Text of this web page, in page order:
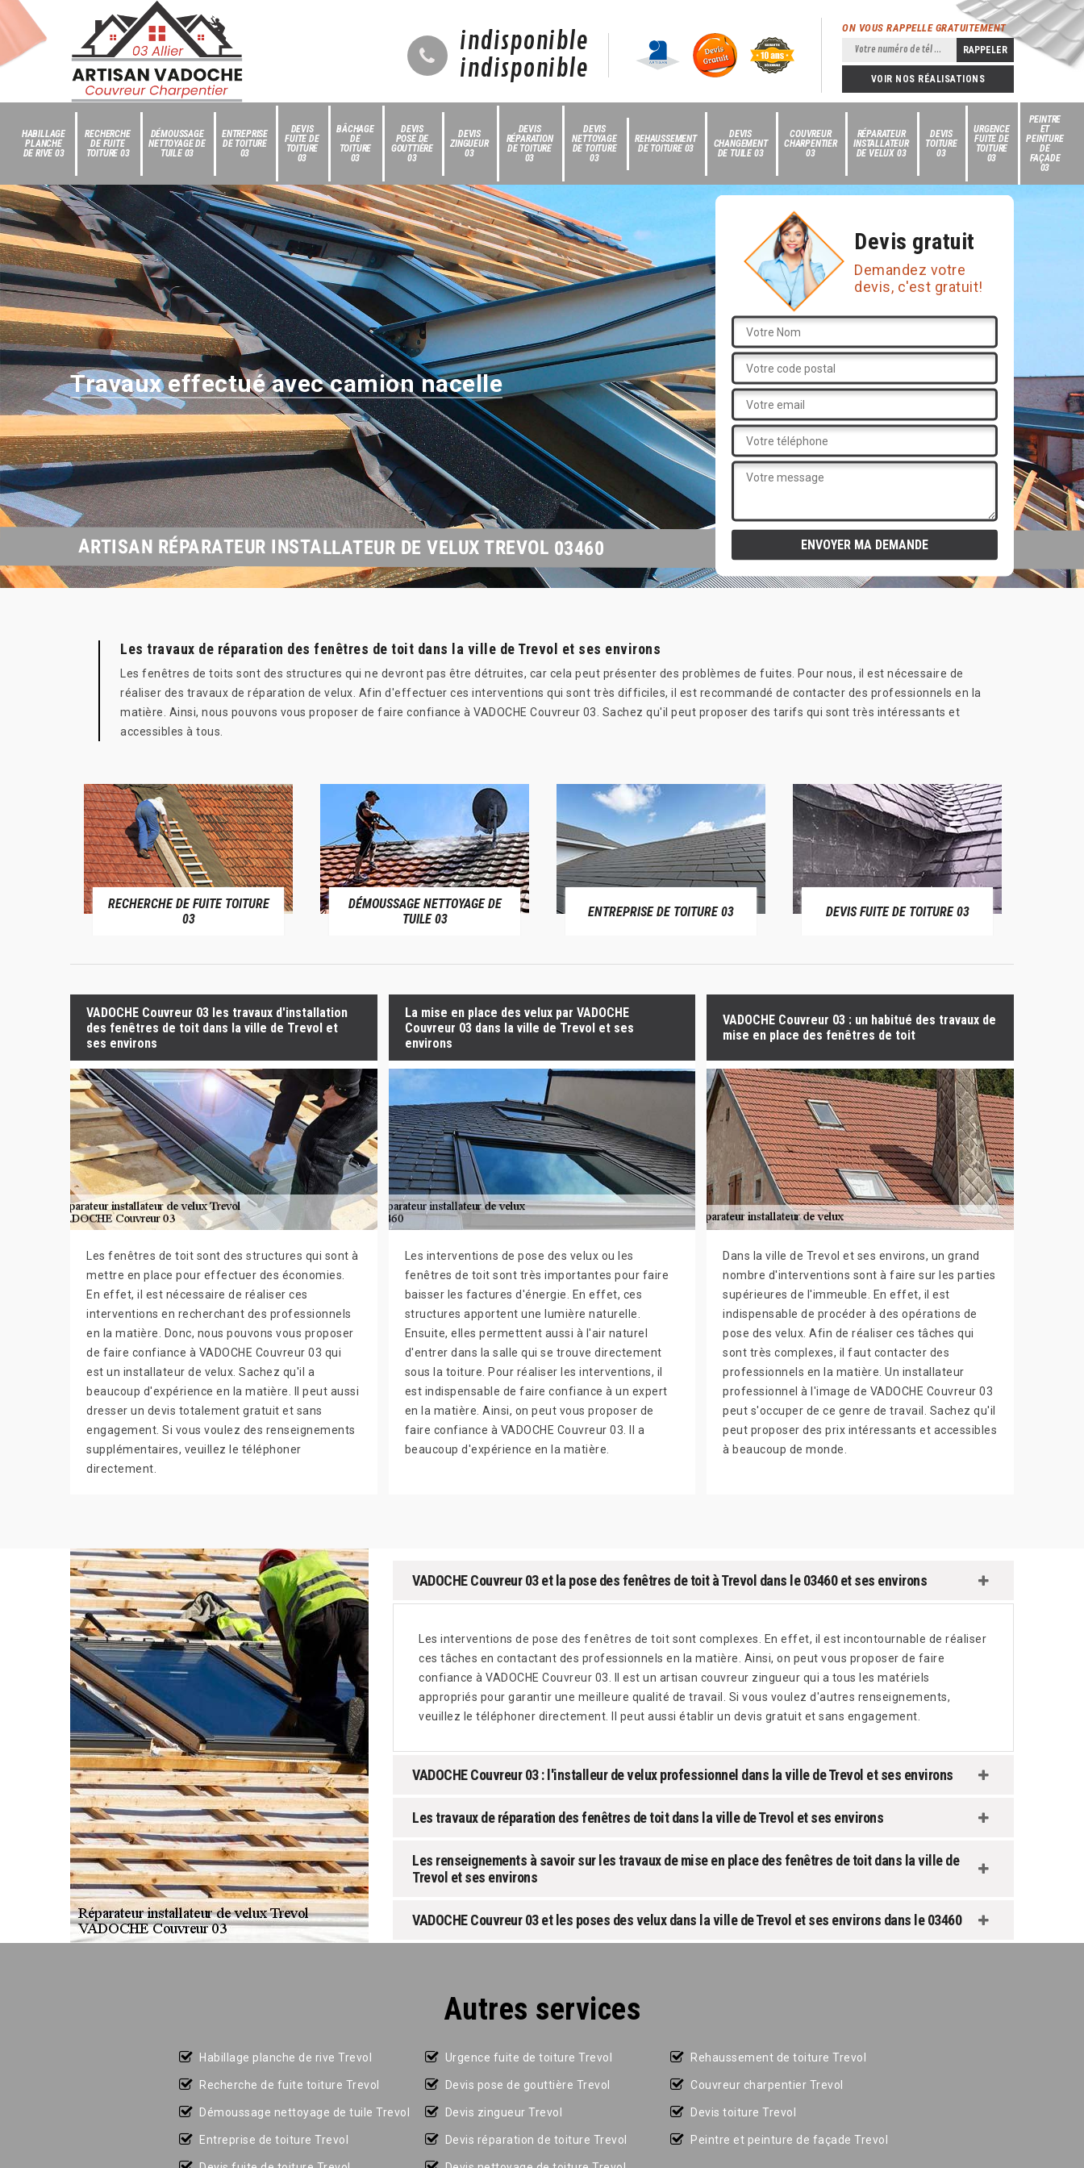
indisponible
indisponible
ON VOUS RAPPELLE GRATUITEMENT
VOIR NOS RÉALISATIONS
HABILLAGE
PLANCHE
DE RIVE 03
RECHERCHE
DE FUITE
TOITURE 03
DÉMOUSSAGE
NETTOYAGE DE
TUILE 03
ENTREPRISE
DE TOITURE
03
DEVIS
FUITE DE
TOITURE
03
BÂCHAGE
DE
TOITURE
03
DEVIS
POSE DE
GOUTTIÈRE
03
DEVIS
ZINGUEUR
03
DEVIS
RÉPARATION
DE TOITURE
03
DEVIS
NETTOYAGE
DE TOITURE
03
REHAUSSEMENT
DE TOITURE 03
DEVIS
CHANGEMENT
DE TUILE 03
COUVREUR
CHARPENTIER
03
RÉPARATEUR
INSTALLATEUR
DE VELUX 03
DEVIS
TOITURE
03
URGENCE
FUITE DE
TOITURE
03
PEINTRE
ET
PEINTURE
DE
FAÇADE
03
Travaux effectué avec camion nacelle
Devis gratuit
Demandez votre
devis, c'est gratuit!
ARTISAN RÉPARATEUR INSTALLATEUR DE VELUX TREVOL 03460
Les travaux de réparation des fenêtres de toit dans la ville de Trevol et ses environs
Les fenêtres de toits sont des structures qui ne devront pas être détruites, car cela peut présenter des problèmes de fuites. Pour nous, il est nécessaire de
réaliser des travaux de réparation de velux. Afin d'effectuer ces interventions qui sont très difficiles, il est recommandé de contacter des professionnels en la
matière. Ainsi, nous pouvons vous proposer de faire confiance à VADOCHE Couvreur 03. Sachez qu'il peut proposer des tarifs qui sont très intéressants et
accessibles à tous.
RECHERCHE DE FUITE TOITURE
03
DÉMOUSSAGE NETTOYAGE DE
TUILE 03
ENTREPRISE DE TOITURE 03 DEVIS FUITE DE TOITURE 03
VADOCHE Couvreur 03 les travaux d'installation
des fenêtres de toit dans la ville de Trevol et
ses environs
Les fenêtres de toit sont des structures qui sont à
mettre en place pour effectuer des économies.
En effet, il est nécessaire de réaliser ces
interventions en recherchant des professionnels
en la matière. Donc, nous pouvons vous proposer
de faire confiance à VADOCHE Couvreur 03 qui
est un installateur de velux. Sachez qu'il a
beaucoup d'expérience en la matière. Il peut aussi
dresser un devis totalement gratuit et sans
engagement. Si vous voulez des renseignements
supplémentaires, veuillez le téléphoner
directement.
La mise en place des velux par VADOCHE
Couvreur 03 dans la ville de Trevol et ses
environs
Les interventions de pose des velux ou les
fenêtres de toit sont très importantes pour faire
baisser les factures d'énergie. En effet, ces
structures apportent une lumière naturelle.
Ensuite, elles permettent aussi à l'air naturel
d'entrer dans la salle qui se trouve directement
sous la toiture. Pour réaliser les interventions, il
est indispensable de faire confiance à un expert
en la matière. Ainsi, on peut vous proposer de
faire confiance à VADOCHE Couvreur 03. Il a
beaucoup d'expérience en la matière.
VADOCHE Couvreur 03 : un habitué des travaux de
mise en place des fenêtres de toit
Dans la ville de Trevol et ses environs, un grand
nombre d'interventions sont à faire sur les parties
supérieures de l'immeuble. En effet, il est
indispensable de procéder à des opérations de
pose des velux. Afin de réaliser ces tâches qui
sont très complexes, il faut contacter des
professionnels en la matière. Un installateur
professionnel à l'image de VADOCHE Couvreur 03
peut s'occuper de ce genre de travail. Sachez qu'il
peut proposer des prix intéressants et accessibles
à beaucoup de monde.
VADOCHE Couvreur 03 et la pose des fenêtres de toit à Trevol dans le 03460 et ses environs
Les interventions de pose des fenêtres de toit sont complexes. En effet, il est incontournable de réaliser
ces tâches en contactant des professionnels en la matière. Ainsi, on peut vous proposer de faire
confiance à VADOCHE Couvreur 03. Il est un artisan couvreur zingueur qui a tous les matériels
appropriés pour garantir une meilleure qualité de travail. Si vous voulez d'autres renseignements,
veuillez le téléphoner directement. Il peut aussi établir un devis gratuit et sans engagement.
VADOCHE Couvreur 03 : l'installeur de velux professionnel dans la ville de Trevol et ses environs
Les travaux de réparation des fenêtres de toit dans la ville de Trevol et ses environs
Les renseignements à savoir sur les travaux de mise en place des fenêtres de toit dans la ville de
Trevol et ses environs
VADOCHE Couvreur 03 et les poses des velux dans la ville de Trevol et ses environs dans le 03460
Autres services
Habillage planche de rive Trevol
Recherche de fuite toiture Trevol
Démoussage nettoyage de tuile Trevol
Entreprise de toiture Trevol
Urgence fuite de toiture Trevol
Devis pose de gouttière Trevol
Devis zingueur Trevol
Devis réparation de toiture Trevol
Rehaussement de toiture Trevol
Couvreur charpentier Trevol
Devis toiture Trevol
Peintre et peinture de façade Trevol